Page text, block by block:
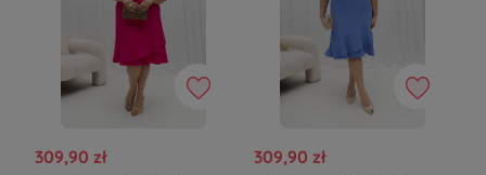
309,90 zł 309,90 zł